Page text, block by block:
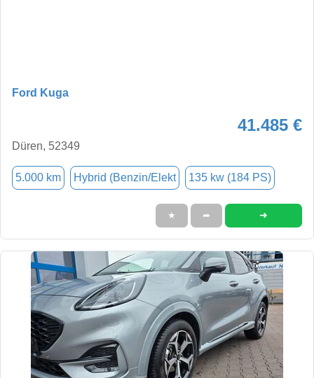
Ford Kuga
41.485 €
Düren, 52349
5.000 km Hybrid (Benzin/Elekt 135 kw (184 PS)
★ ➦ ➜